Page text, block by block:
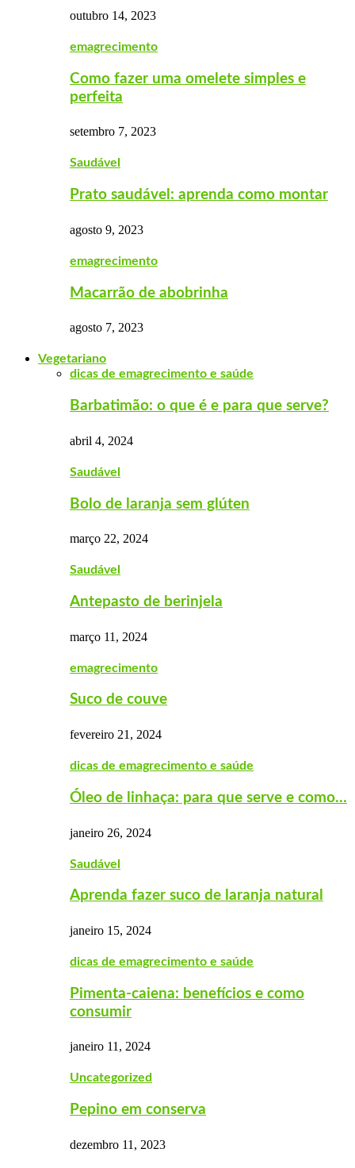
outubro 14, 2023
emagrecimento
Como fazer uma omelete simples e
perfeita
setembro 7, 2023
Saudável
Prato saudável: aprenda como montar
agosto 9, 2023
emagrecimento
Macarrão de abobrinha
agosto 7, 2023
Vegetariano
dicas de emagrecimento e saúde
Barbatimão: o que é e para que serve?
abril 4, 2024
Saudável
Bolo de laranja sem glúten
março 22, 2024
Saudável
Antepasto de berinjela
março 11, 2024
emagrecimento
Suco de couve
fevereiro 21, 2024
dicas de emagrecimento e saúde
Óleo de linhaça: para que serve e como…
janeiro 26, 2024
Saudável
Aprenda fazer suco de laranja natural
janeiro 15, 2024
dicas de emagrecimento e saúde
Pimenta-caiena: benefícios e como
consumir
janeiro 11, 2024
Uncategorized
Pepino em conserva
dezembro 11, 2023